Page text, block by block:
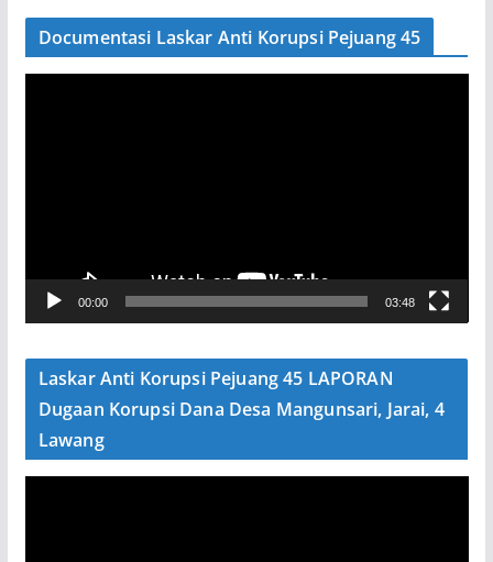
Documentasi Laskar Anti Korupsi Pejuang 45
V
e
00:00 03:48
Laskar Anti Korupsi Pejuang 45 LAPORAN
Dugaan Korupsi Dana Desa Mangunsari, Jarai, 4
Lawang